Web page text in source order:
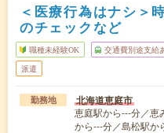
＜医療行為はナシ＞
のチェックなど
職種未経験OK 交通費別途支給
派遣
勤務地 北海道恵庭市
恵庭駅から---分／恵
から---分／島松駅か